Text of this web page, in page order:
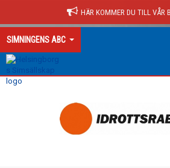
HÄR KOMMER DU TILL VÅR
SIMNINGENS ABC
SIMNINGENS ABC